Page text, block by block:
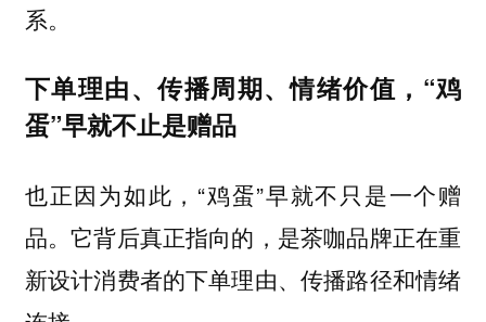
系。
下单理由、传播周期、情绪价值，“鸡
蛋”早就不止是赠品
也正因为如此，“鸡蛋”早就不只是一个赠
品。它背后真正指向的，是茶咖品牌正在重
新设计消费者的下单理由、传播路径和情绪